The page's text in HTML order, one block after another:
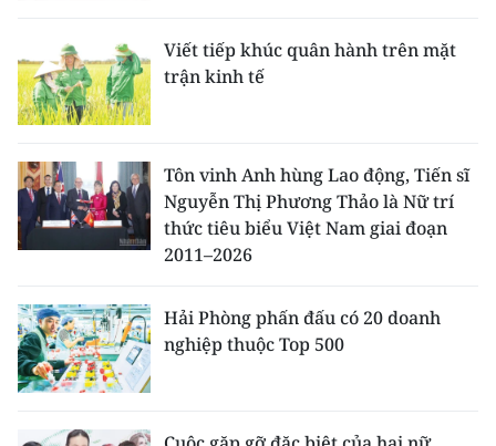
54 DÂN TỘC VIỆT NAM
CHƯƠNG TRÌNH OCOP - MỖI XÃ
MỘT SẢN PHẨM
RADIO
E-Magazine
Video
Media Chính trị
Viết tiếp khúc quân hành trên mặt
trận kinh tế
Tôn vinh Anh hùng Lao động, Tiến sĩ
Nguyễn Thị Phương Thảo là Nữ trí
thức tiêu biểu Việt Nam giai đoạn
2011–2026
Hải Phòng phấn đấu có 20 doanh
nghiệp thuộc Top 500